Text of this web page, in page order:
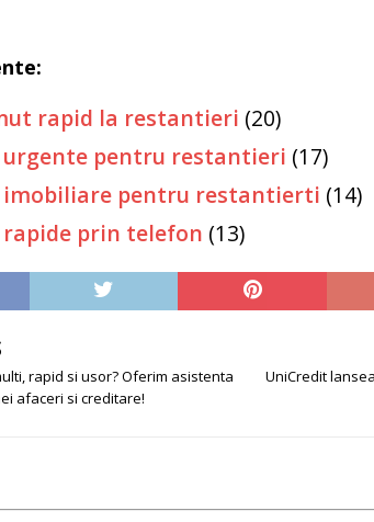
rapid la restantieri (20)
urgente pentru restantieri (17)
imobiliare pentru restantierti (14)
prin telefon (13)
rapid si usor? Oferim asistenta
afaceri si creditare!
UniCredit